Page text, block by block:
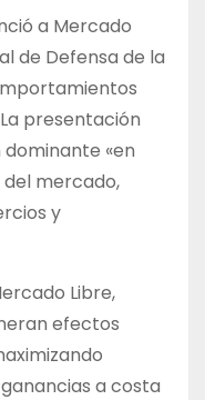
a Mercado
de Defensa de la
presentación
dominante «en
mercado,
y
Libre,
efectos
a costa